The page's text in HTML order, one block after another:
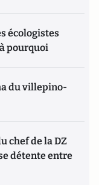
écologistes
pourquoi
du villepino-
chef de la DZ
détente entre